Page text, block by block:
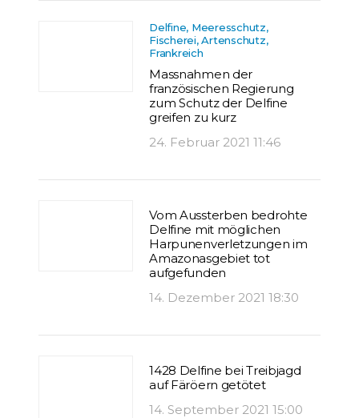
Delfine, Meeresschutz,
Fischerei, Artenschutz,
Frankreich
Massnahmen der
französischen Regierung
zum Schutz der Delfine
greifen zu kurz
24. Februar 2021 11:46
Vom Aussterben bedrohte
Delfine mit möglichen
Harpunenverletzungen im
Amazonasgebiet tot
aufgefunden
14. Dezember 2021 18:30
1428 Delfine bei Treibjagd
auf Färöern getötet
14. September 2021 15:00